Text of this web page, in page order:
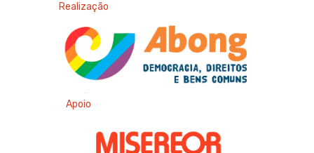
Realização
Apoio